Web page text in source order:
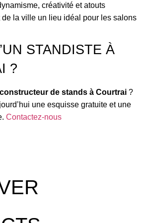
créativité et atouts
de la ville un lieu idéal pour les salons
STANDISTE À
?
constructeur de stands à Courtrai ?
une esquisse gratuite et une
Contactez-nous